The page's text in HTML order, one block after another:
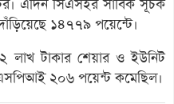
এদিন সিএসইর সার্বিক সূচক
১৪৭৭৯ পয়েন্টে।
টাকার শেয়ার ও ইউনিট
২০৬ পয়েন্ট কমেছিল।